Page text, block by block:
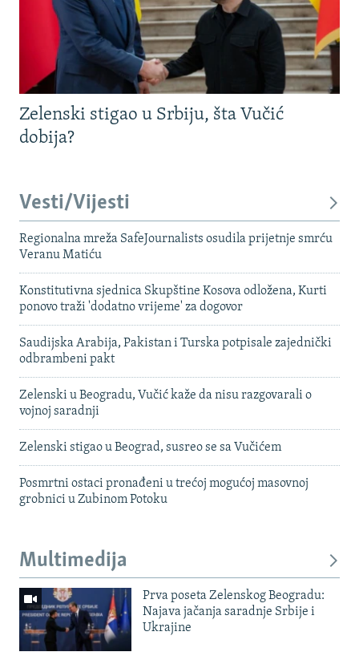
Zelenski stigao u Srbiju, šta Vučić
dobija?
Vesti/Vijesti
Regionalna mreža SafeJournalists osudila prijetnje smrću
Veranu Matiću
Konstitutivna sjednica Skupštine Kosova odložena, Kurti
ponovo traži 'dodatno vrijeme' za dogovor
Saudijska Arabija, Pakistan i Turska potpisale zajednički
odbrambeni pakt
Zelenski u Beogradu, Vučić kaže da nisu razgovarali o
vojnoj saradnji
Zelenski stigao u Beograd, susreo se sa Vučićem
Posmrtni ostaci pronađeni u trećoj mogućoj masovnoj
grobnici u Zubinom Potoku
Multimedija
Prva poseta Zelenskog Beogradu:
Najava jačanja saradnje Srbije i
Ukrajine